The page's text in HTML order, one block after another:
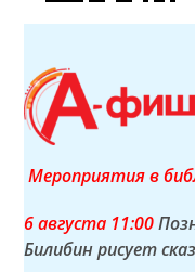
Мероприятия в
6 августа 11:00
Билибин рисует